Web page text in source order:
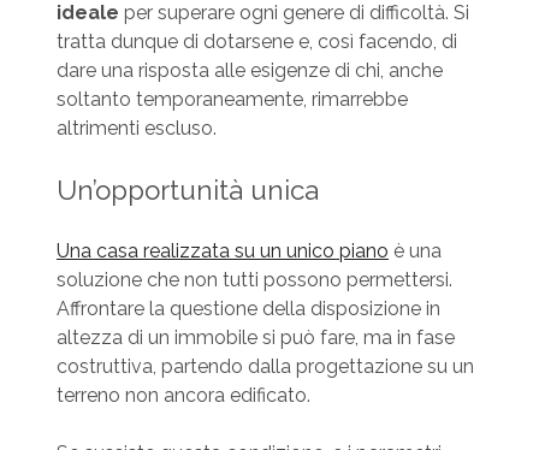
ideale per superare ogni genere di difficoltà. Si
tratta dunque di dotarsene e, così facendo, di
dare una risposta alle esigenze di chi, anche
soltanto temporaneamente, rimarrebbe
altrimenti escluso.
Un’opportunità unica
Una casa realizzata su un unico piano è una
soluzione che non tutti possono permettersi.
Affrontare la questione della disposizione in
altezza di un immobile si può fare, ma in fase
costruttiva, partendo dalla progettazione su un
terreno non ancora edificato.